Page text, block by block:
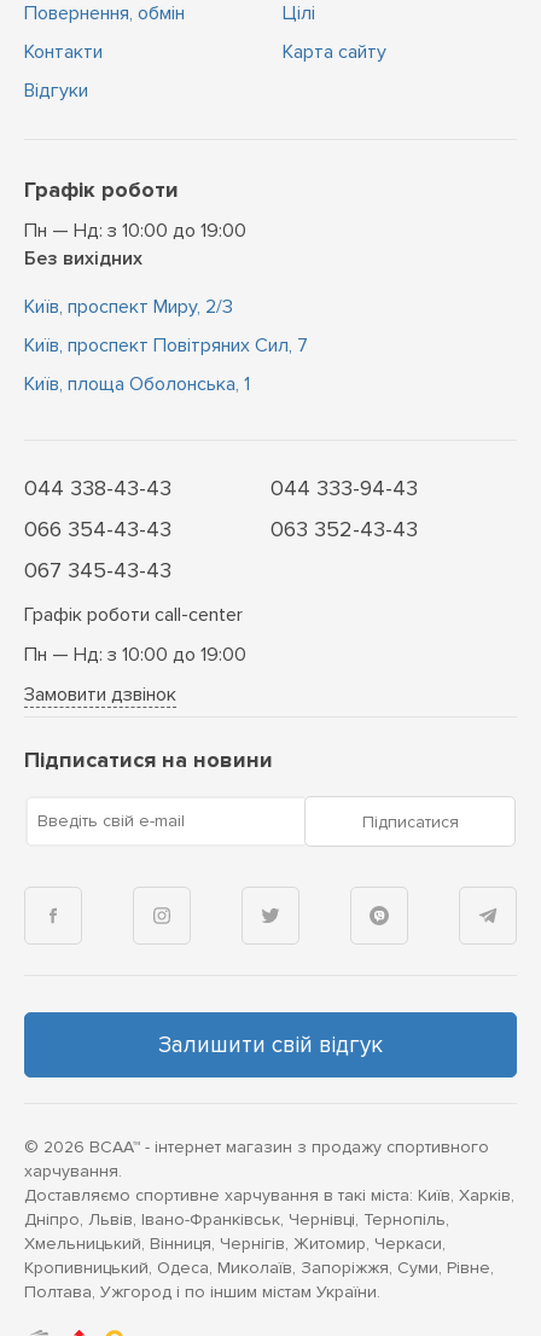
Повернення, обмін
Контакти
Відгуки
Цiлi
Карта сайту
Графік роботи
Пн — Нд: з 10:00 до 19:00
Без вихідних
Київ, проспект Миру, 2/3
Київ, проспект Повітряних Сил, 7
Київ, площа Оболонська, 1
044 338-43-43
044 333-94-43
066 354-43-43
063 352-43-43
067 345-43-43
Графік роботи call-center
Пн — Нд: з 10:00 до 19:00
Замовити дзвінок
Підписатися на новини
Введіть свій e-mail Підписатися
Залишити свій відгук
© 2026 BCAA™ - інтернет магазин з продажу спортивного
харчування.
Доставляємо спортивне харчування в такі міста: Київ, Харків,
Дніпро, Львів, Івано-Франківськ, Чернівці, Тернопіль,
Хмельницький, Вінниця, Чернігів, Житомир, Черкаси,
Кропивницький, Одеса, Миколаїв, Запоріжжя, Суми, Рівне,
Полтава, Ужгород і по іншим містам України.